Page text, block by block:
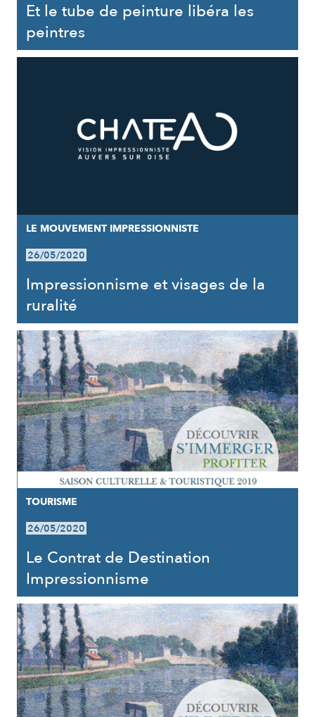
Et le tube de peinture libéra les
peintres
LE MOUVEMENT IMPRESSIONNISTE
26/05/2020
Impressionnisme et visages de la
ruralité
TOURISME
26/05/2020
Le Contrat de Destination
Impressionnisme